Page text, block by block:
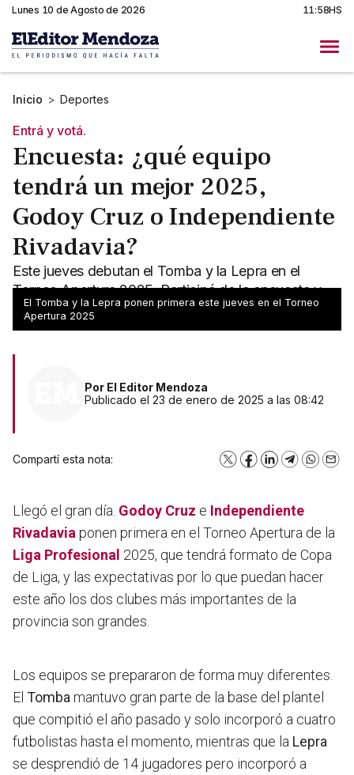
Lunes 10 de Agosto de 2026 11:58HS
Inicio > Deportes
Entrá y votá.
Encuesta: ¿qué equipo
tendrá un mejor 2025,
Godoy Cruz o Independiente
Rivadavia?
Este jueves debutan el Tomba y la Lepra en el
Torneo Apertura 2025. Participá de la encuesta y
contanos a qué club ves mejor para este año.
El Tomba y la Lepra ponen primera este jueves en el Torneo
Apertura 2025
Por El Editor Mendoza
Publicado el 23 de enero de 2025 a las 08:42
Compartí esta nota: X Facebook
LinkedInTelegram
Llegó el gran día. Godoy Cruz e Independiente
Rivadavia ponen primera en el Torneo Apertura de la
Liga Profesional 2025, que tendrá formato de Copa
de Liga, y las expectativas por lo que puedan hacer
este año los dos clubes más importantes de la
provincia son grandes.
Los equipos se prepararon de forma muy diferentes.
El Tomba mantuvo gran parte de la base del plantel
que compitió el año pasado y solo incorporó a cuatro
futbolistas hasta el momento, mientras que la Lepra
se desprendió de 14 jugadores pero incorporó a